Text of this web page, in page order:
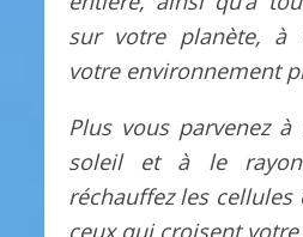
sur votre planète, à
votre environnement
Plus vous parvenez
soleil et à le
réchauffez les
ceux qui croisent